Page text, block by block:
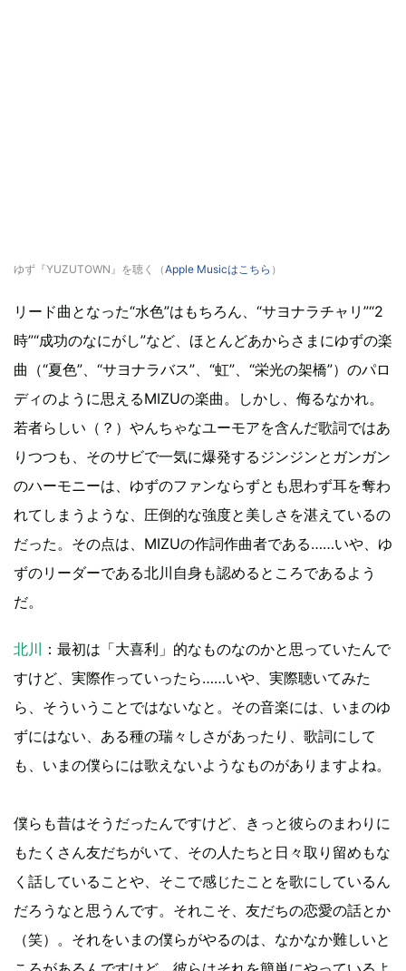
ゆず『YUZUTOWN』を聴く（Apple Musicはこちら ）
リード曲となった“水色”はもちろん、“サヨナラチャリ”“2
時”“成功のなにがし”など、ほとんどあからさまにゆずの楽
曲（“夏色”、“サヨナラバス”、“虹”、“栄光の架橋”）のパロ
ディのように思えるMIZUの楽曲。しかし、侮るなかれ。
若者らしい（？）やんちゃなユーモアを含んだ歌詞ではあ
りつつも、そのサビで一気に爆発するジンジンとガンガン
のハーモニーは、ゆずのファンならずとも思わず耳を奪わ
れてしまうような、圧倒的な強度と美しさを湛えているの
だった。その点は、MIZUの作詞作曲者である……いや、ゆ
ずのリーダーである北川自身も認めるところであるよう
だ。
北川
：最初は「大喜利」的なものなのかと思っていたんで
すけど、実際作っていったら……いや、実際聴いてみた
ら、そういうことではないなと。その音楽には、いまのゆ
ずにはない、ある種の瑞々しさがあったり、歌詞にして
も、いまの僕らには歌えないようなものがありますよね。
僕らも昔はそうだったんですけど、きっと彼らのまわりに
もたくさん友だちがいて、その人たちと日々取り留めもな
く話していることや、そこで感じたことを歌にしているん
だろうなと思うんです。それこそ、友だちの恋愛の話とか
（笑）。それをいまの僕らがやるのは、なかなか難しいと